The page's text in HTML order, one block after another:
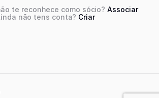
te reconhece como sócio?Associar
não tens conta? Criar